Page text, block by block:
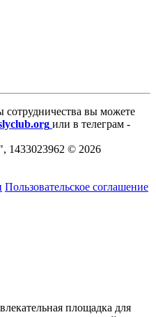
вы можете
или в телеграм -
© 2026
Пользовательское соглашение
площадка для